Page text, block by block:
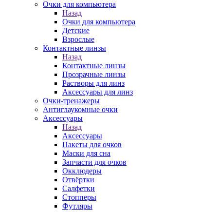
Очки для компьютера
Назад
Очки для компьютера
Детские
Взрослые
Контактные линзы
Назад
Контактные линзы
Прозрачные линзы
Растворы для линз
Аксессуары для линз
Очки-тренажеры
Антиглаукомные очки
Аксессуары
Назад
Аксессуары
Пакеты для очков
Маски для сна
Запчасти для очков
Окклюдеры
Отвёртки
Салфетки
Стопперы
Футляры